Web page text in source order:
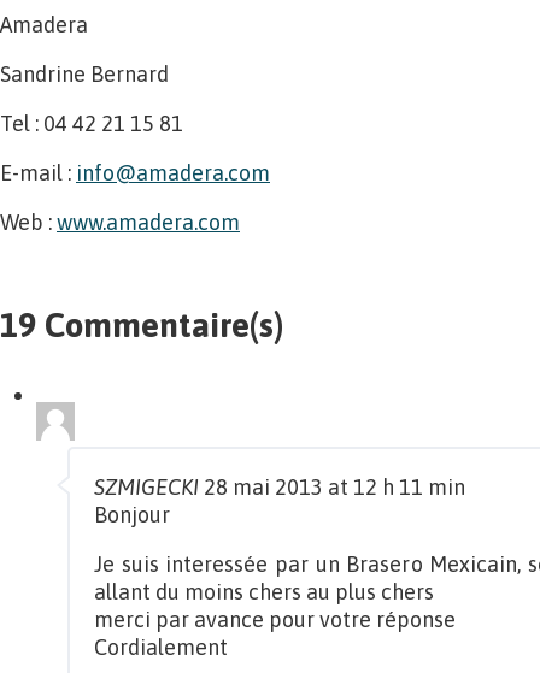
Amadera
Sandrine Bernard
Tel : 04 42 21 15 81
E-mail : info@amadera.com
Web :www.amadera.com
19 Commentaire(s)
SZMIGECKI 28 mai 2013 at 12 h 11 min
Bonjour
Je suis interessée par un Brasero Mexicain,
allant du moins chers au plus chers
merci par avance pour votre réponse
Cordialement